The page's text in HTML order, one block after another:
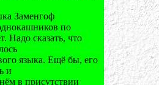
Заменгоф
по
Надо сказать, что
языка. Ещё бы, его
и
в присутствии